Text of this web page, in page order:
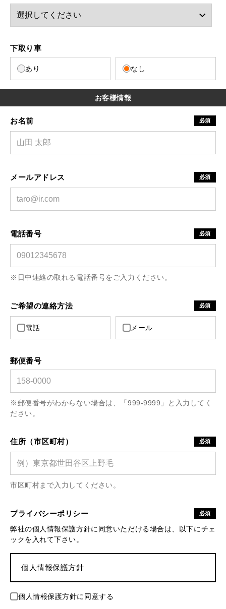
下取り車
あり なし
お客様情報
お名前 必須
メールアドレス 必須
電話番号 必須
※日中連絡の取れる電話番号をご入力ください。
ご希望の連絡方法 必須
電話 メール
郵便番号
※郵便番号がわからない場合は、「999-9999」と入力してく
ださい。
住所（市区町村） 必須
市区町村まで入力してください。
プライバシーポリシー 必須
弊社の個人情報保護方針に同意いただける場合は、以下にチェ
ックを入れて下さい。
個人情報保護方針
個人情報保護方針に同意する